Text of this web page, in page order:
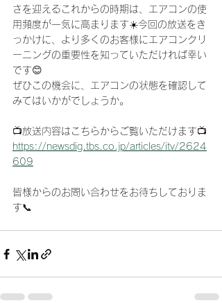
さを迎えるこれからの時期は、エアコンの使
用頻度が一気に高まります☀️今回の放送をき
っかけに、より多くのお客様にエアコンクリ
ーニングの重要性を知っていただければ幸い
です😊
ぜひこの機会に、エアコンの状態を確認して
みてはいかがでしょうか。
📺放送内容はこちらからご覧いただけます📺
https://newsdig.tbs.co.jp/articles/itv/2624
609
皆様からのお問い合わせをお待ちしておりま
す📞